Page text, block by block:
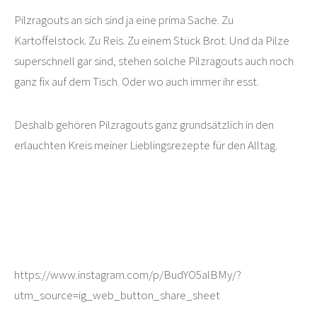
Pilzragouts an sich sind ja eine prima Sache. Zu
Kartoffelstock. Zu Reis. Zu einem Stück Brot. Und da Pilze
superschnell gar sind, stehen solche Pilzragouts auch noch
ganz fix auf dem Tisch. Oder wo auch immer ihr esst.
Deshalb gehören Pilzragouts ganz grundsätzlich in den
erlauchten Kreis meiner Lieblingsrezepte für den Alltag.
https://www.instagram.com/p/BudYO5alBMy/?
utm_source=ig_web_button_share_sheet